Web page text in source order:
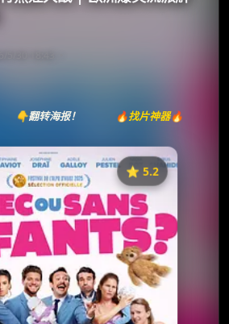
👇翻转海报！ 🔥找片神器🔥
⭐️ 5.2
《Avec ou sans enfants ?》
⭐
分：5.2 | 🎬 2025年
夸克网盘
百度网盘